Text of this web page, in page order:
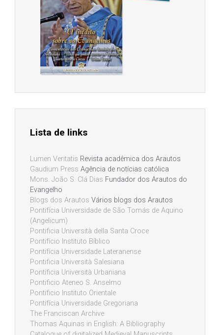
Lista de links
Lumen Veritatis Revista acadêmica dos Arautos
Gaudium Press Agência de notícias católica
Mons. João S. Clá Dias Fundador dos Arautos do
Evangelho
Blogs dos Arautos Vários blogs dos Arautos
Pontifícia Universidade de São Tomás de Aquino
(Angelicum)
Pontificia Università della Santa Croce
Pontifício Instituto Bíblico
Pontifícia Universidade Lateranense
Pontificia Università Salesiana
Pontificia Università Urbaniana
Pontificio Ateneo S. Anselmo
Pontificio Instituto Orientale
Pontifícia Universidade Gregoriana
The Franciscan Archive
Thomas Aquinas in English: A Bibliography